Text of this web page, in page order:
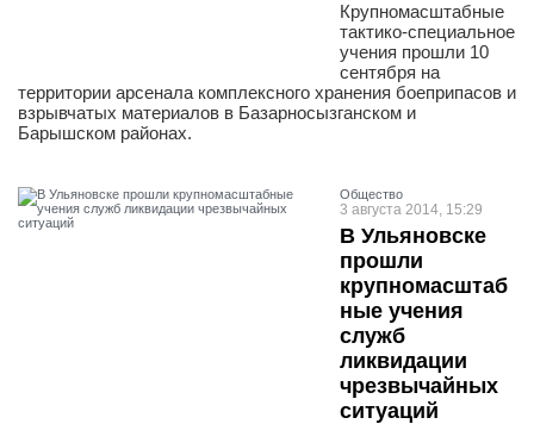
Крупномасштабные
тактико-специальное
учения прошли 10
сентября на
территории арсенала комплексного хранения боеприпасов и
взрывчатых материалов в Базарносызганском и
Барышском районах.
Общество
3 августа 2014, 15:29
В Ульяновске
прошли
крупномасштаб
ные учения
служб
ликвидации
чрезвычайных
ситуаций